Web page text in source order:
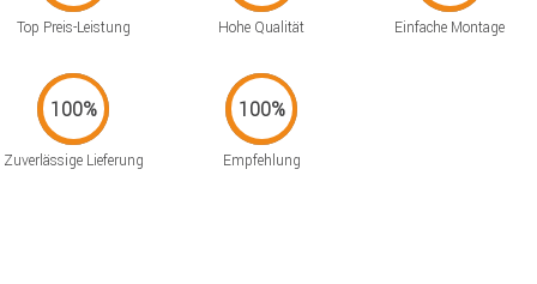
Top Preis-Leistung Hohe Qualität Einfache Montage
Zuverlässige Lieferung Empfehlung